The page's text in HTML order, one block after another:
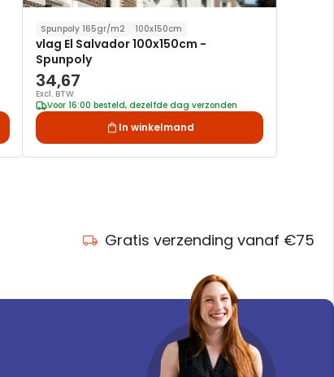
Spunpoly 165gr/m2 100x150cm
vlag El Salvador 100x150cm -
Spunpoly
34,67
Excl. BTW
Voor 16:00 besteld, dezelfde dag verzonden
In winkelmand
Gratis verzending vanaf €75